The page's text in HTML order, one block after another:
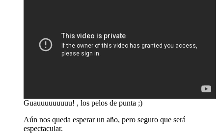
Guauuuuuuuuu! , los pelos de punta ;)
Aún nos queda esperar un año, pero seguro que será
espectacular.